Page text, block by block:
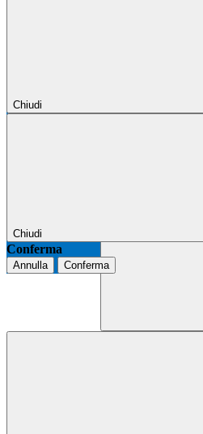
Chiudi
Chiudi
Conferma
Annulla Conferma